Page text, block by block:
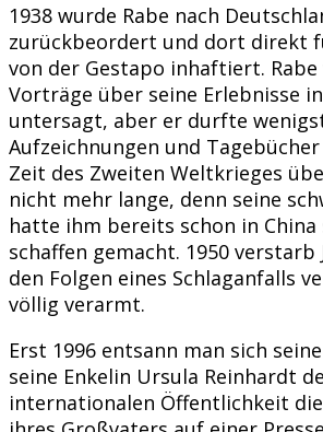
1938 wurde Rabe nach
zurückbeordert und dort direkt
von der Gestapo inhaftiert.
Vorträge über seine Erlebnisse
untersagt, aber er durfte
Aufzeichnungen und
Zeit des Zweiten Weltkrieges
nicht mehr lange, denn seine
hatte ihm bereits schon in China
schaffen gemacht. 1950 verstarb
den Folgen eines Schlaganfalls
völlig verarmt.
Erst 1996 entsann man sich
seine Enkelin Ursula Reinhardt
internationalen Öffentlichkeit